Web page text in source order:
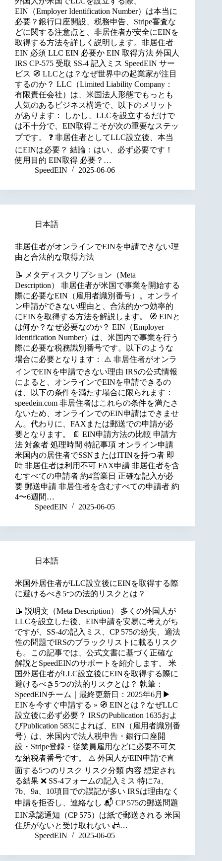
EIN（Employer Identification Number）は本当に
必要？銀行口座開設、税務申告、Stripe審査な
どに関する注意点と、非居住者が安全にEINを
取得する方法を詳しく説明します。非居住者
EIN 必須 LLC EIN 必要か EIN 取得方法 外国人
IRS CP‑575 受取 SS‑4 記入ミス SpeedEIN サー
ビス 🧭 LLCとは？なぜ世界中の起業家が注目
するのか？ LLC（Limited Liability Company：
有限責任会社）は、米国法人形態でもっとも
人気のあるビジネス構造で、以下のメリット
があります： しかし、LLCを設立するだけで
は不十分で、EIN取得こそが次の重要なステッ
プです。 ❓ 非居住者としてLLC設立後、本当
にEINは必要？ 結論：はい、必ず必要です！
使用目的 EIN取得 必要？…
SpeedEIN
2025-06-06
日本語
非居住者がオンラインでEINを申請できない理
由と合法的な取得方法
📝 メタディスクリプション（Meta
Description） 非居住者が米国で事業を開始する
際に必要なEIN（雇用者識別番号）。オンライ
ン申請ができない理由と、合法的かつ効率的
にEINを取得する方法を解説します。 🧭 EINと
は何か？なぜ必要なのか？ EIN（Employer
Identification Number）は、米国内で事業を行う
際に必要な税務識別番号です。以下のような
場合に必要となります： ⚠️ 非居住者がオンラ
インでEINを申請できない理由 IRSの公式情報
によると、オンラインでEINを申請できるの
は、以下の条件を満たす場合に限られます：
speedein.com 非居住者はこれらの条件を満たさ
ないため、オンラインでのEIN申請はできませ
ん。代わりに、FAXまたは郵送での申請が必
要となります。 📄 EIN申請方法の比較 申請方
法 対象者 処理時間 特記事項 オンライン申請
米国内の居住者でSSNまたはITINを持つ者 即
時 非居住者は利用不可 FAX申請 非居住者を含
むすべての申請者 約4営業日 正確な記入が必
要 郵送申請 非居住者を含むすべての申請者 約
4〜6週間…
SpeedEIN
2025-06-05
日本語
米国外居住者がLLC設立後にEINを取得する際
に避けるべき5つの法的リスクとは？
📝 説明文（Meta Description） 多くの外国人が
LLCを設立した後、EIN申請を安易に考えがち
ですが、SS-4の記入ミス、CP 575の紛失、適法
性の問題でIRSのブラックリストに載るリスク
も。この記事では、公式文書に基づく正確な
解説とSpeedEINのサポートを紹介します。 米
国外居住者がLLC設立後にEINを取得する際に
避けるべき5つの法的リスクとは？ 執筆：
SpeedEINチーム｜最終更新日：2025年6月▶
EINを今すぐ申請する » 🧭 EINとは？なぜLLC
設立後に必ず必要？ IRSのPublication 1635およ
びPublication 583によれば、EIN（雇用者識別番
号）は、米国内で法人税申告・銀行口座開
設・Stripe登録・従業員雇用などに必要不可欠
な納税者番号です。 ⚠️ 外国人がEIN申請で直
面する5つのリスク リスク分類 内容 想定され
る結果 ❌ SS-4フォームの記入ミス 特に7a、
7b、9a、10項目での誤記が多い IRSは理由なく
申請を拒否し、連絡なし 📬 CP 575の郵送問題
EIN承認通知（CP 575）は紙で郵送される 米国
住所がないと受け取れない 📠…
SpeedEIN
2025-06-05